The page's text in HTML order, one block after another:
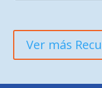
Ver más